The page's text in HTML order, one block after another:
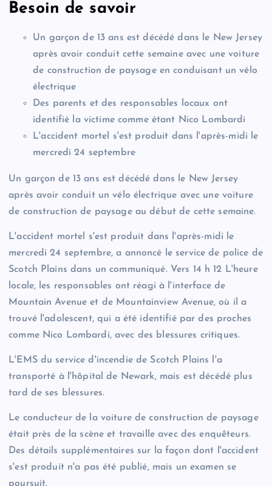
Besoin de savoir
Un garçon de 13 ans est décédé dans le New Jersey
après avoir conduit cette semaine avec une voiture
de construction de paysage en conduisant un vélo
électrique
Des parents et des responsables locaux ont
identifié la victime comme étant Nico Lombardi
L'accident mortel s'est produit dans l'après-midi le
mercredi 24 septembre
Un garçon de 13 ans est décédé dans le New Jersey
après avoir conduit un vélo électrique avec une voiture
de construction de paysage au début de cette semaine.
L'accident mortel s'est produit dans l'après-midi le
mercredi 24 septembre, a annoncé le service de police de
Scotch Plains dans un communiqué. Vers 14 h 12 L'heure
locale, les responsables ont réagi à l'interface de
Mountain Avenue et de Mountainview Avenue, où il a
trouvé l'adolescent, qui a été identifié par des proches
comme Nico Lombardi, avec des blessures critiques.
L'EMS du service d'incendie de Scotch Plains l'a
transporté à l'hôpital de Newark, mais est décédé plus
tard de ses blessures.
Le conducteur de la voiture de construction de paysage
était près de la scène et travaille avec des enquêteurs.
Des détails supplémentaires sur la façon dont l'accident
s'est produit n'a pas été publié, mais un examen se
poursuit.